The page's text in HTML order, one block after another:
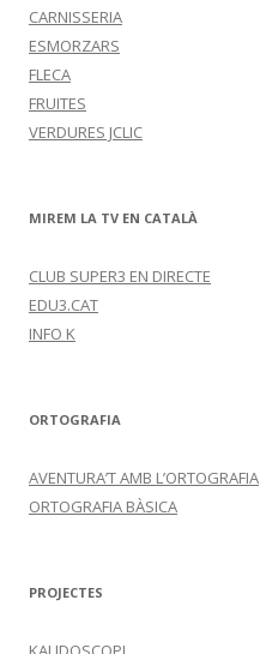
CARNISSERIA
ESMORZARS
FLECA
FRUITES
VERDURES JCLIC
MIREM LA TV EN CATALÀ
CLUB SUPER3 EN DIRECTE
EDU3.CAT
INFO K
ORTOGRAFIA
AVENTURA’T AMB L’ORTOGRAFIA
ORTOGRAFIA BÀSICA
PROJECTES